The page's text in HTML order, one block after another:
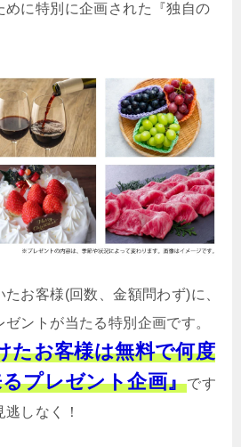
めに特別に企画された『独自の
お客様(回数、金額問わず)に、
ントが当たる特別企画です。
たお客様は無料で何度
プレゼント企画』です
しなく！